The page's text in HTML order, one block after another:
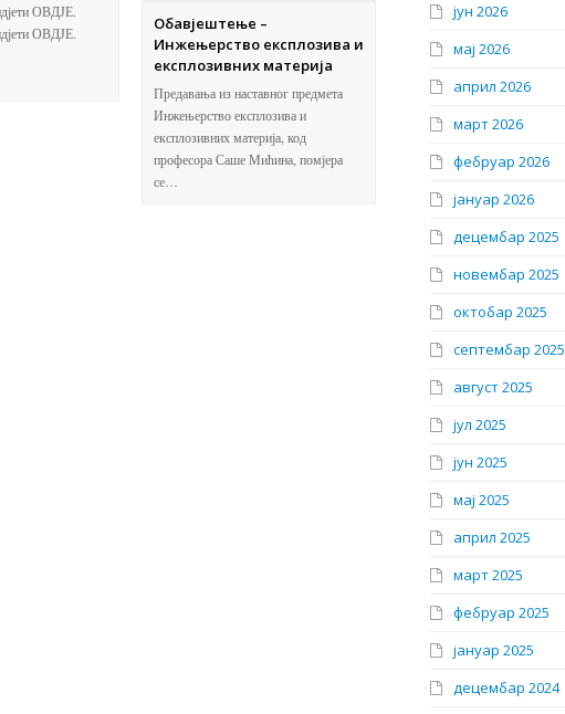
ОВДЈЕ.
ОВДЈЕ.
Обавјештење –
Инжењерство експлозива и
експлозивних материја
Предавања из наставног предмета
Инжењерство експлозива и
експлозивних материја, код
професора Саше Мићина, помјера
се…
јун 2026
мај 2026
април 2026
март 2026
фебруар 2026
јануар 2026
децембар 2025
новембар 2025
октобар 2025
септембар 2025
август 2025
јул 2025
јун 2025
мај 2025
април 2025
март 2025
фебруар 2025
јануар 2025
децембар 2024